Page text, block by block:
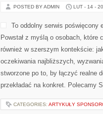
POSTED BY ADMIN LUT - 14 -
To oddolny serwis poświęcony
Powstał z myślą o osobach, które
również w szerszym kontekście:
oczekiwania najbliższych,
stworzone po to, by łączyć realne
przekładać na konkret. Polecamy
CATEGORIES: ARTYKUŁY